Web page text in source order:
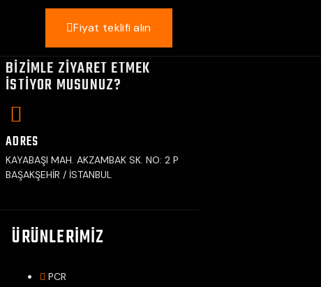
Fiyat teklifi alın
BIZIMLE ZIYARET ETMEK
ISTIYOR MUSUNUZ?
ADRES
KAYABAŞI MAH. AKZAMBAK SK. NO: 2 P
BAŞAKŞEHİR / İSTANBUL
ÜRÜNLERIMIZ
PCR